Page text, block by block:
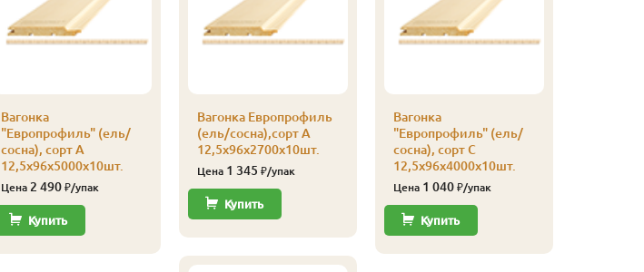
Вагонка
"Европрофиль" (ель/
сосна), сорт А
12,5х96х5000х10шт.
Цена 2 490₽/упак
Купить
Вагонка Европрофиль
(ель/сосна),сорт А
12,5х96х2700х10шт.
Цена 1 345 ₽/упак
Купить
Вагонка
"Европрофиль" (ель/
сосна), сорт С
12,5х96х4000х10шт.
Цена 1 040₽/упак
Купить